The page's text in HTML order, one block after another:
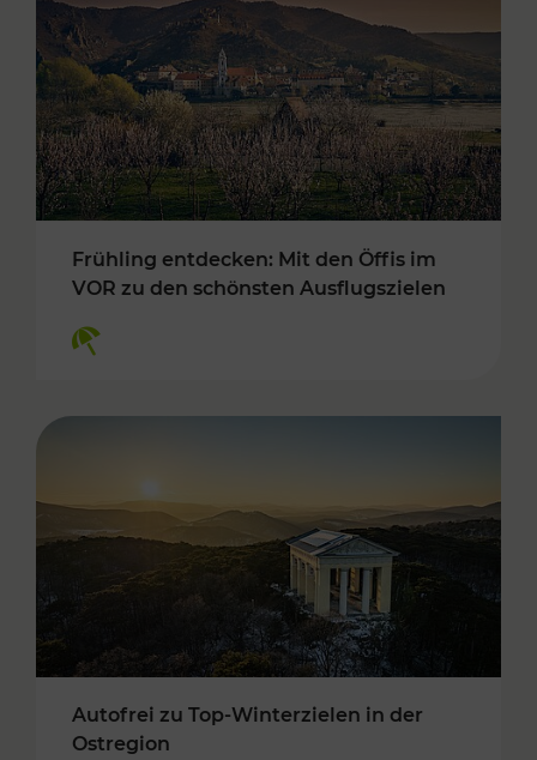
Frühling entdecken: Mit den Öffis im
VOR zu den schönsten Ausflugszielen
Autofrei zu Top-Winterzielen in der
Ostregion